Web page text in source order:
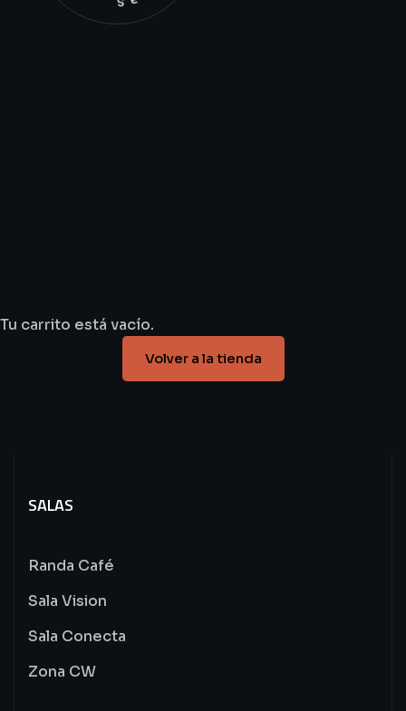
Tu carrito está vacío.
Volver a la tienda
SALAS
Randa Café
Sala Vision
Sala Conecta
Zona CW